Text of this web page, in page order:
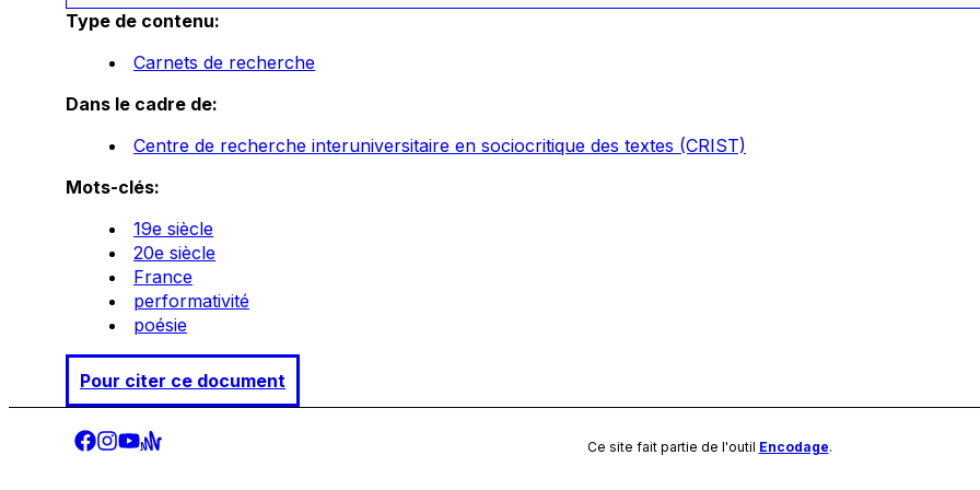
Type de contenu:
Carnets de recherche
Dans le cadre de:
Centre de recherche interuniversitaire en sociocritique des textes (CRIST)
Mots-clés:
19e siècle
20e siècle
France
performativité
poésie
Pour citer ce document
Ce site fait partie de l'outil Encodage.